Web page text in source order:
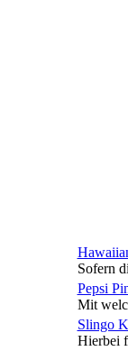
Sofern
Pepsi
Mit
Slingo
Hierbei